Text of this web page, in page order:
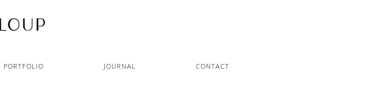
PORTFOLIO JOURNAL CONTACT